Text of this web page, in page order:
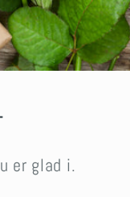
er glad i.